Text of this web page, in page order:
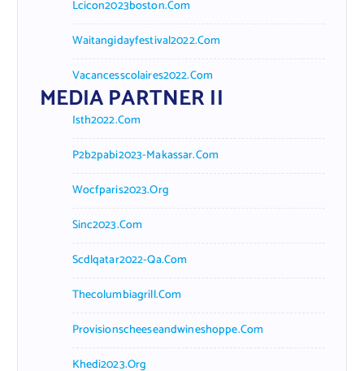
Lcicon2023boston.com
Waitangidayfestival2022.com
Vacancesscolaires2022.com
MEDIA PARTNER II
Isth2022.com
P2b2pabi2023-Makassar.com
Wocfparis2023.org
Sinc2023.com
Scdlqatar2022-Qa.com
Thecolumbiagrill.com
Provisionscheeseandwineshoppe.com
Khedi2023.org